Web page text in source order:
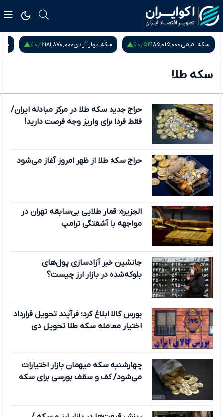
سکه امامی185,015,000۰٫۵۴ % سکه بهار آزادی181,870,000۰٫۱۲ %
سکه طلا
حراج جدید سکه طلا در مرکز مبادله ایران/
فقط فردا برای واریز وجه فرصت دارید!
حراج سکه طلا از ظهر امروز آغاز می‌شود
الجزیره: قمار طلایی بی‌سابقه تهران در
مواجهه با آشفتگی ترامپ
جانشین خبر آزادسازی پول‌های
بلوکه‌شده در بازار ارز چیست؟
بورس کالا ابلاغ کرد؛ فرآیند تحویل قرارداد
اختیار معامله سکه طلا تحویل دی
چهارشنبه سکه میهمان بازار اختیارات
می‌شود/ کف و سقف بورسی برای سکه